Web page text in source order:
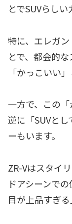
とでSUVらしい
特に、エレガ
とで、都会的
「かっこいい
一方で、この「
逆に「SUVと
ーもいます。
ZR-Vはスタイ
ドアシーンで
目が上品すぎ